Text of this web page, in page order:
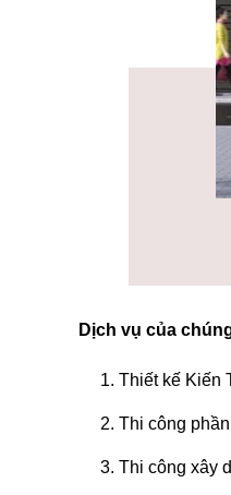
Dịch vụ của
1. Thiết kế Kiến
2. Thi công phần
3. Thi công xây